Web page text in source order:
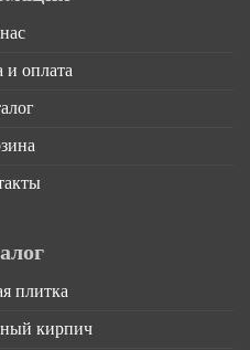
и оплата
плитка
кирпич